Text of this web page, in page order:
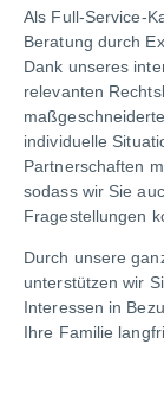
Als Full-Service-
Beratung durch
Dank unseres
relevanten
individuelle
Partnerschaften
sodass wir Sie
Fragestellungen
Durch unsere
unterstützen wir
Interessen in
Ihre Familie